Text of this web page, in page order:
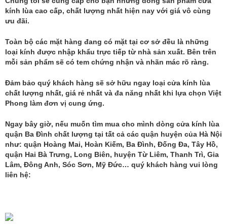
kính lùa cao cấp, chất lượng nhất hiện nay với giá vô cùng
ưu đãi.
Toàn bộ các mặt hàng đang có mặt tại cơ sở đều là những
loại kính được nhập khẩu trực tiếp từ nhà sản xuất. Bên trên
mỗi sản phẩm sẽ có tem chứng nhận và nhãn mác rõ ràng.
Đảm bảo quý khách hàng sẽ sở hữu ngay loại cửa kính lùa
chất lượng nhất, giá rẻ nhất và đa năng nhất khi lựa chọn Việt
Phong làm đơn vị cung ứng.
Ngay bây giờ, nếu muốn tìm mua cho mình dòng cửa kính lùa
quận Ba Đình chất lượng tại tất cả các quận huyện của Hà Nội
như: quận Hoàng Mai, Hoàn Kiếm, Ba Đình, Đống Đa, Tây Hồ,
quận Hai Bà Trưng, Long Biên, huyện Từ Liêm, Thanh Trì, Gia
Lâm, Đông Anh, Sóc Sơn, Mỹ Đức… quý khách hàng vui lòng
liên hệ: